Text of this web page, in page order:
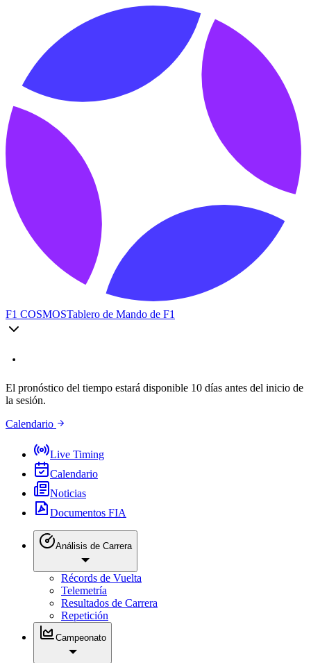
F1 COSMOSTablero de Mando de F1
El pronóstico del tiempo estará disponible 10 días antes del inicio de
la sesión.
Calendario
Live Timing
Calendario
Noticias
Documentos FIA
Análisis de Carrera
Récords de Vuelta
Telemetría
Resultados de Carrera
Repetición
Campeonato